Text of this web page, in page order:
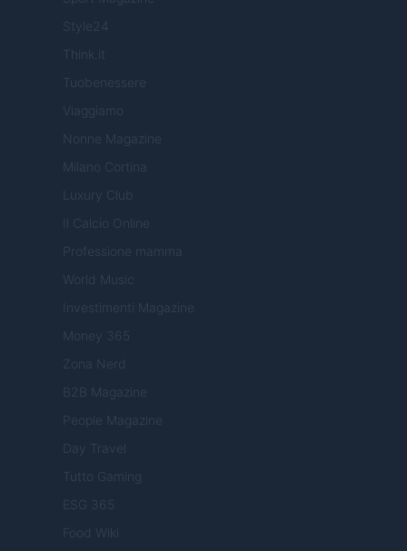
Style24
Think.it
Tuobenessere
Viaggiamo
Nonne Magazine
Milano Cortina
Luxury Club
Il Calcio Online
Professione mamma
World Music
Investimenti Magazine
Money 365
Zona Nerd
B2B Magazine
People Magazine
Day Travel
Tutto Gaming
ESG 365
Food Wiki